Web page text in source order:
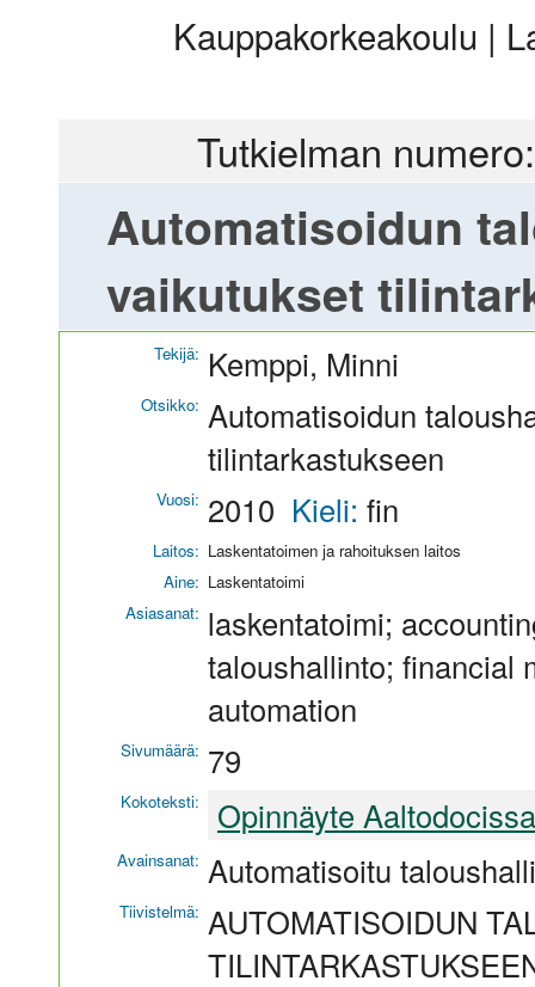
Kauppakorkeakoulu |
Tutkielman
Automatisoidun
vaikutukset
Tekijä: Kemppi, Minni
Otsikko: Automatisoidun
tilintarkastukseen
Vuosi: 2010 Kieli: fin
Laitos: Laskentatoimen ja rahoituksen laitos
Aine: Laskentatoimi
Asiasanat: laskentatoimi;
taloushallinto; financial
automation
Sivumäärä: 79
Kokoteksti: Opinnäyte Aaltodocissa
Avainsanat: Automatisoitu
Tiivistelmä: AUTOMATISOIDUN